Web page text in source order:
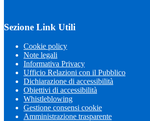
Sezione Link Utili
Cookie policy
Note legali
Informativa Privacy
Ufficio Relazioni con il Pubblico
Dichiarazione di accessibilità
Obiettivi di accessibilità
Whistleblowing
Gestione consensi cookie
Amministrazione trasparente